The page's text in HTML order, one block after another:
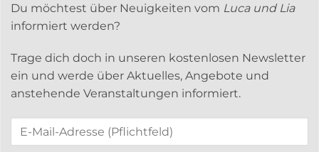
Du möchtest über Neuigkeiten vom Luca und Lia
informiert werden?
Trage dich doch in unseren kostenlosen Newsletter
ein und werde über Aktuelles, Angebote und
anstehende Veranstaltungen informiert.